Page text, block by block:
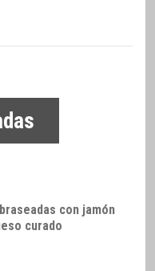
con jamón
curado